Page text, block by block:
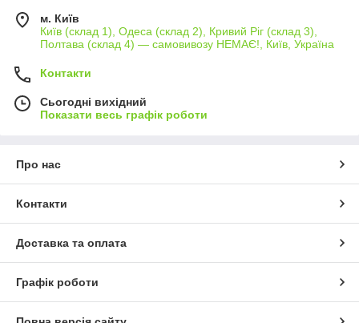
м. Київ
Київ (склад 1), Одеса (склад 2), Кривий Ріг (склад 3),
Полтава (склад 4) — самовивозу НЕМАЄ!, Київ, Україна
Контакти
Сьогодні вихідний
Показати весь графік роботи
Про нас
Контакти
Доставка та оплата
Графік роботи